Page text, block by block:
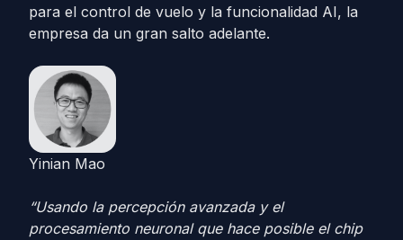
para el control de vuelo y la funcionalidad AI, la
empresa da un gran salto adelante.
Yinian Mao
“Usando la percepción avanzada y el
procesamiento neuronal que hace posible el chip